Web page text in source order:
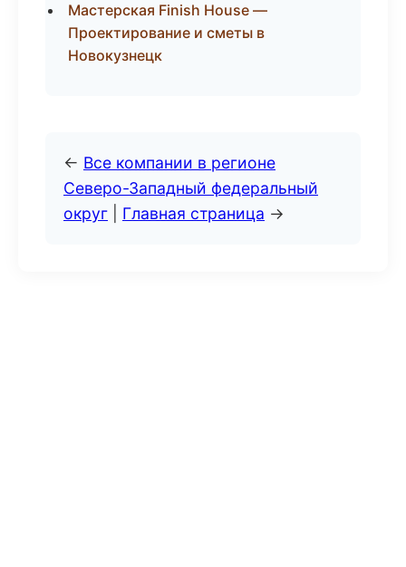
Мастерская Finish House —
Проектирование и сметы в
Новокузнецк
← Все компании в регионе
Северо-Западный федеральный
округ
Главная страница →